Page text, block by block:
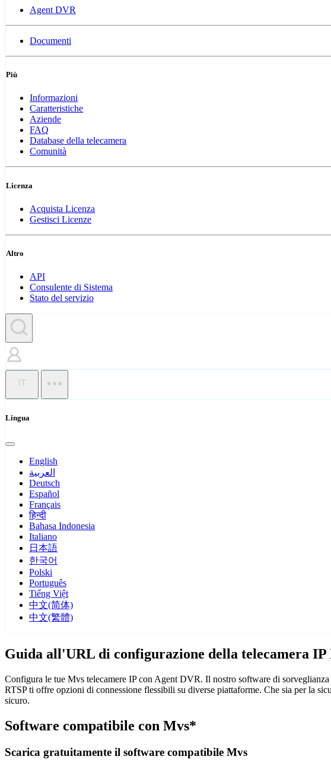
Agent DVR
Documenti
Più
Informazioni
Caratteristiche
Aziende
FAQ
Database della telecamera
Comunità
Licenza
Acquista Licenza
Gestisci Licenze
Altro
API
Consulente di Sistema
Stato del servizio
IT
Lingua
English
العربية
Deutsch
Español
Français
हिन्दी
Bahasa Indonesia
Italiano
日本語
한국어
Polski
Português
Tiếng Việt
中文(简体)
中文(繁體)
Guida all'URL di configurazione della telecamera IP
Configura le tue Mvs telecamere IP con Agent DVR. Il nostro software di
RTSP ti offre opzioni di connessione flessibili su diverse piattaforme. Che sia per la
sicuro.
Software compatibile con Mvs*
Scarica gratuitamente il software compatibile Mvs